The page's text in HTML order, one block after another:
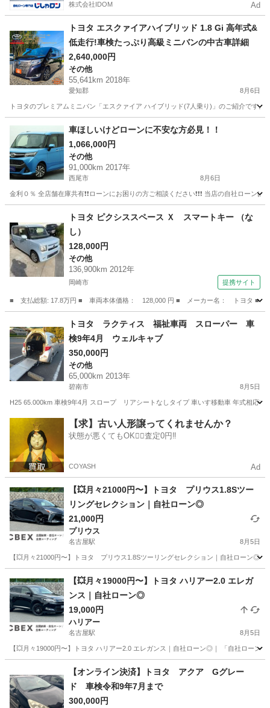
株式会社IDOM Ad
トヨタ エスクァイアハイブリッド 1.8 Gi 高年式&
低走行!車検たっぷり高級ミニバンの中古車詳細
2,640,000円
その他
55,641km 2018年
愛知郡 8月6日
トヨタのプレミアムミニバン「エスクァイア ハイブリッド(7人乗り)」のご紹介です
その他
車ほしいけどローンに不安な方必見！！
1,066,000円
その他
91,000km 2017年
西尾市 8月6日
金利０％ 全店舗在庫共有❗️❗️ローンにお困りの方ご相談ください❗️❗️❗️ 当店の自社ロ
その他
トヨタ ピクシススペース Ｘ スマートキー （な
し）
128,000円
その他
136,900km 2012年
岡崎市 提携サイト
■ 支払総額: 17.8万円 ■ 車両本体価格： 128,000 円 ■ メーカー名： トヨタ
その他
トヨタ ラクティス 福祉車両 スローパー 車
検9年4月 ウェルキャブ
350,000円
その他
65,000km 2013年
碧南市 8月5日
H25 65.000km 車検9年4月 スロープ リアシートなしタイプ 車いす移動車 年式相応
その他
【求】古い人形譲ってくれませんか？
状態が悪くてもOK🙆‍♀️査定0円‼️
COYASH Ad
【💥月々21000円〜】トヨタ プリウス1.8Sツー
リングセレクション｜自社ローン◎
21,000円
プリウス
名古屋駅 8月5日
【💥月々21000円〜】トヨタ プリウス1.8Sツーリングセレクション｜自社ローン◎
名古屋駅 プリウス
【💥月々19000円〜】トヨタ ハリアー2.0 エレガ
ンス｜自社ローン◎
19,000円
ハリアー
名古屋駅 8月5日
【💥月々19000円〜】トヨタ ハリアー2.0 エレガンス｜自社ローン◎｜ 「自社ローン
名古屋駅 ハリアー
【オンライン決済】トヨタ アクア Gグレー
ド 車検令和9年7月まで
300,000円